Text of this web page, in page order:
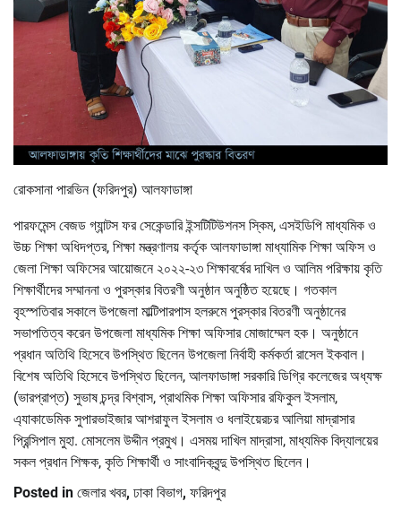
রোকসানা পারভিন (ফরিদপুর) আলফাডাঙ্গা
পারফমেন্স বেজড গ্যান্টস ফর সেকেন্ডারি ইন্সটিটিউশনস স্কিম, এসইডিপি মাধ্যমিক ও
উচ্চ শিক্ষা অধিদপ্তর, শিক্ষা মন্ত্রণালয় কর্তৃক আলফাডাঙ্গা মাধ্যামিক শিক্ষা অফিস ও
জেলা শিক্ষা অফিসের আয়োজনে ২০২২-২৩ শিক্ষাবর্ষের দাখিল ও আলিম পরিক্ষায় কৃতি
শিক্ষার্থীদের সম্মাননা ও পুরস্কার বিতরণী অনুষ্ঠান অনুষ্ঠিত হয়েছে। গতকাল
বৃহস্পতিবার সকালে উপজেলা মাল্টিপারপাস হলরুমে পুরস্কার বিতরণী অনুষ্ঠানের
সভাপতিত্ব করেন উপজেলা মাধ্যমিক শিক্ষা অফিসার মোজাম্মেল হক। অনুষ্ঠানে
প্রধান অতিথি হিসেবে উপস্থিত ছিলেন উপজেলা নির্বাহী কর্মকর্তা রাসেল ইকবাল।
বিশেষ অতিথি হিসেবে উপস্থিত ছিলেন, আলফাডাঙ্গা সরকারি ডিগ্রি কলেজের অধ্যক্ষ
(ভারপ্রাপ্ত) সুভাষ চন্দ্র বিশ্বাস, প্রাথমিক শিক্ষা অফিসার রফিকুল ইসলাম,
এ্যাকাডেমিক সুপারভাইজার আশরাফুল ইসলাম ও ধলাইয়েরচর আলিয়া মাদ্রাসার
প্রিন্সিপাল মুহা. মোসলেম উদ্দীন প্রমুখ। এসময় দাখিল মাদ্রাসা, মাধ্যমিক বিদ্যালয়ের
সকল প্রধান শিক্ষক, কৃতি শিক্ষার্থী ও সাংবাদিকবৃন্দু উপস্থিত ছিলেন।
Posted in জেলার খবর, ঢাকা বিভাগ, ফরিদপুর